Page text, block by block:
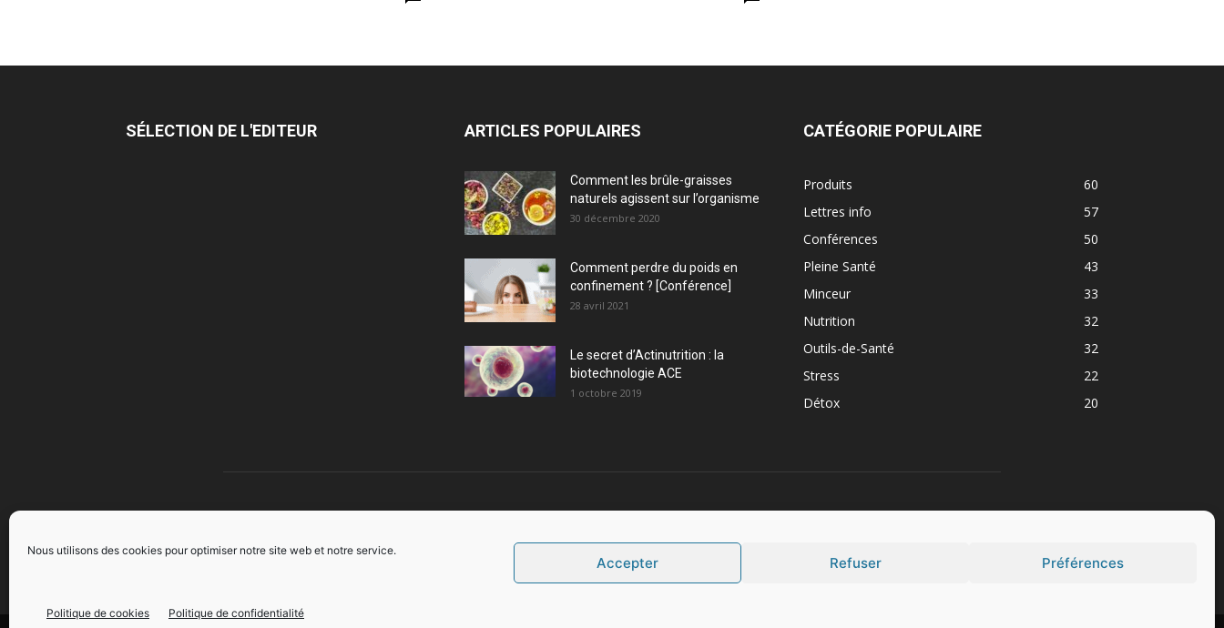
Nous utilisons des cookies pour optimiser notre site web et notre service.
Accepter Refuser Préférences
Politique de cookies Politique de confidentialité
SÉLECTION DE L'EDITEUR ARTICLES POPULAIRES
Comment les brûle-graisses
naturels agissent sur l’organisme
30 décembre 2020
Comment perdre du poids en
confinement ? [Conférence]
28 avril 2021
Le secret d’Actinutrition : la
biotechnologie ACE
1 octobre 2019
CATÉGORIE POPULAIRE
Produits
60
Lettres info
57
Conférences
50
Pleine Santé
43
Minceur
33
Nutrition
32
Outils-de-Santé
32
Stress
22
Détox
20